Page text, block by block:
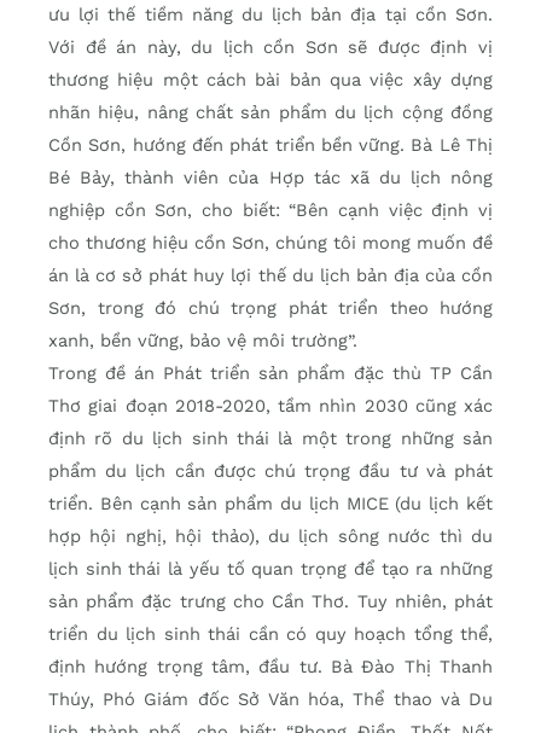
ưu lợi thế tiềm năng du lịch bản địa tại cồn Sơn.
Với đề án này, du lịch cồn Sơn sẽ được định vị
thương hiệu một cách bài bản qua việc xây dựng
nhãn hiệu, nâng chất sản phẩm du lịch cộng đồng
Cồn Sơn, hướng đến phát triển bền vững. Bà Lê Thị
Bé Bảy, thành viên của Hợp tác xã du lịch nông
nghiệp cồn Sơn, cho biết: “Bên cạnh việc định vị
cho thương hiệu cồn Sơn, chúng tôi mong muốn đề
án là cơ sở phát huy lợi thế du lịch bản địa của cồn
Sơn, trong đó chú trọng phát triển theo hướng
xanh, bền vững, bảo vệ môi trường”.
Trong đề án Phát triển sản phẩm đặc thù TP Cần
Thơ giai đoạn 2018-2020, tầm nhìn 2030 cũng xác
định rõ du lịch sinh thái là một trong những sản
phẩm du lịch cần được chú trọng đầu tư và phát
triển. Bên cạnh sản phẩm du lịch MICE (du lịch kết
hợp hội nghị, hội thảo), du lịch sông nước thì du
lịch sinh thái là yếu tố quan trọng để tạo ra những
sản phẩm đặc trưng cho Cần Thơ. Tuy nhiên, phát
triển du lịch sinh thái cần có quy hoạch tổng thể,
định hướng trọng tâm, đầu tư. Bà Đào Thị Thanh
Thúy, Phó Giám đốc Sở Văn hóa, Thể thao và Du